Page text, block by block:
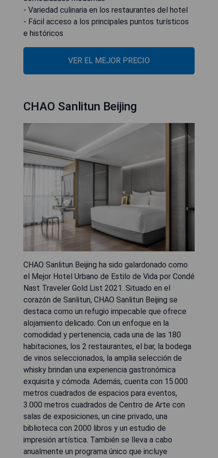
- Variedad culinaria en los restaurantes del hotel
- Fácil acceso a los principales puntos turísticos
e históricos
VER EL MEJOR PRECIO
CHAO Sanlitun Beijing
CHAO Sanlitun Beijing ha sido galardonado como
el Mejor Hotel Urbano de Estilo de Vida por Condé
Nast Traveler Gold List 2021. Situado en el
corazón de Sanlitun, CHAO Sanlitun Beijing se
destaca como un refugio impecable que ofrece
alojamiento delicado. Con un enfoque en la
comodidad y pertenencia, cada una de las 180
habitaciones, los 2 restaurantes, el bar, la bodega
de vinos seleccionados, la amplia selección de
whisky brindan una experiencia gastronómica
exquisita y cómoda. Además, cuenta con 15.000
metros cuadrados de espacios para eventos,
3.000 metros cuadrados de Centro de Arte con
salas de exposiciones, un cine privado, una
biblioteca con 2000 libros y un estudio de
impresión artística. También se lleva a cabo
anualmente un programa único que incluye